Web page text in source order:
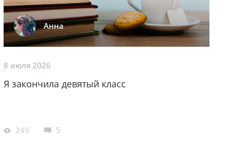
Анна
8 июля 2026
Я закончила девятый класс
249 5